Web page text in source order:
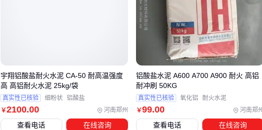
￥2100.00 河南郑州
宇翔铝酸盐耐火水泥 CA-50 耐高温强度
高 高铝耐火水泥 25kg/袋
真实性已核验 细粉状 铝酸盐
查看电话 在线咨询
￥99.00 河南郑
铝酸盐水泥 A600 A700 A900 耐火 高铝
耐冲刷 50KG
真实性已核验 氧化铝 耐火水泥
查看电话 在线咨询